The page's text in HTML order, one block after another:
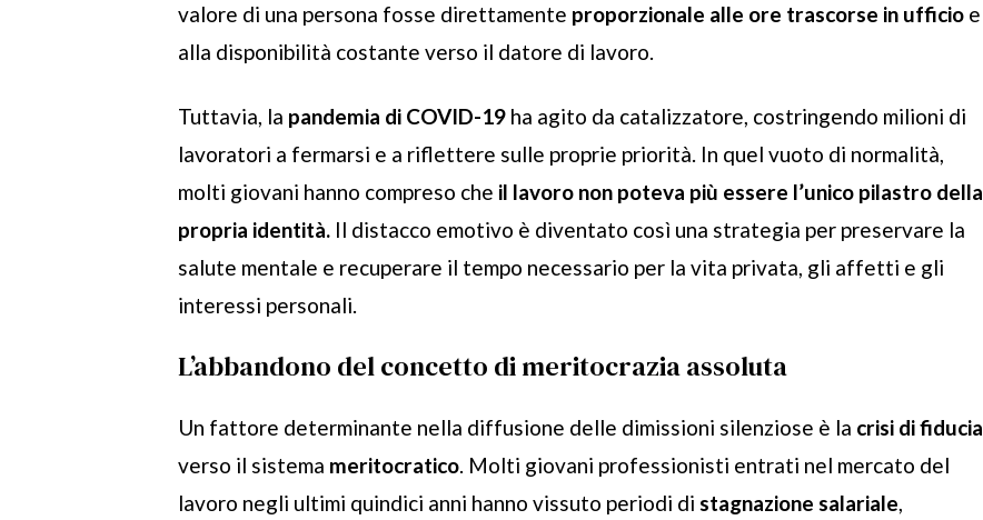
valore di una persona fosse direttamente proporzionale alle ore trascorse in ufficio e
alla disponibilità costante verso il datore di lavoro.
Tuttavia, la pandemia di COVID-19 ha agito da catalizzatore, costringendo milioni di
lavoratori a fermarsi e a riflettere sulle proprie priorità. In quel vuoto di normalità,
molti giovani hanno compreso che il lavoro non poteva più essere l’unico pilastro della
propria identità. Il distacco emotivo è diventato così una strategia per preservare la
salute mentale e recuperare il tempo necessario per la vita privata, gli affetti e gli
interessi personali.
L’abbandono del concetto di meritocrazia assoluta
Un fattore determinante nella diffusione delle dimissioni silenziose è la crisi di fiducia
verso il sistema meritocratico. Molti giovani professionisti entrati nel mercato del
lavoro negli ultimi quindici anni hanno vissuto periodi di stagnazione salariale,